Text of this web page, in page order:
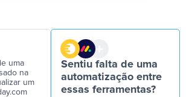
uma
na
um
Sentiu falta de uma
automatização entre
essas ferramentas?